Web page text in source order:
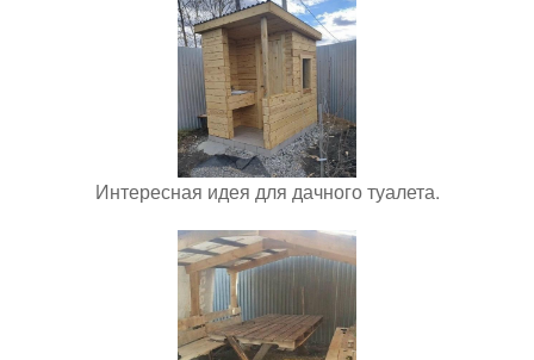
Интересная идея для дачного туалета.